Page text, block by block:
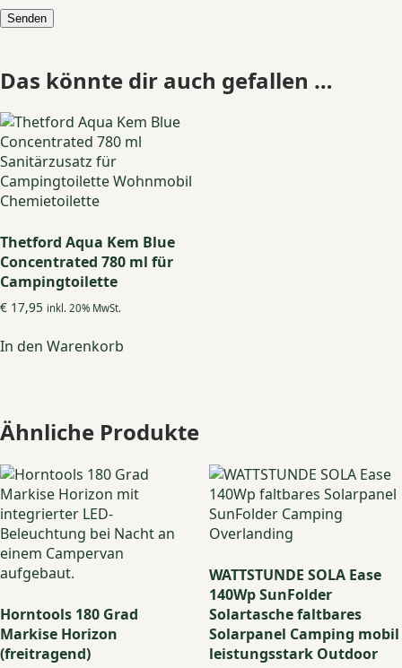
Das könnte dir auch gefallen …
Thetford Aqua Kem Blue
Concentrated 780 ml für
Campingtoilette
€ 17,95 inkl. 20% MwSt.
In den Warenkorb
Ähnliche Produkte
Horntools 180 Grad
Markise Horizon
(freitragend)
WATTSTUNDE SOLA Ease
140Wp SunFolder
Solartasche faltbares
Solarpanel Camping mobil
leistungsstark Outdoor